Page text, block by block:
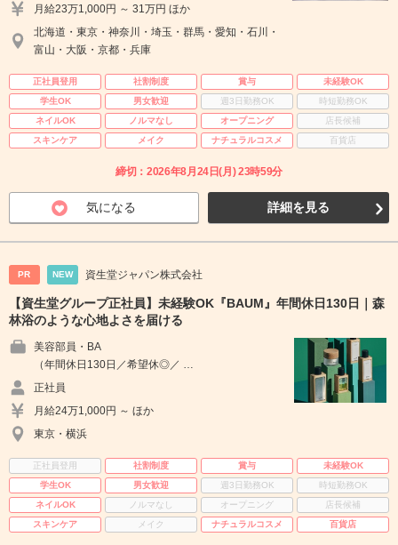
月給23万1,000円 ～ 31万円 ほか
北海道・東京・神奈川・埼玉・群馬・愛知・石川・
富山・大阪・京都・兵庫
正社員登用 社割制度 賞与
未経験OK
学生OK
男女歓迎 週3日勤務OK
時短勤務OK
ネイルOK
ノルマなし オープニング
店長候補
スキンケア
メイク ナチュラルコスメ 百貨店
締切：2026年8月24日(月) 23時59分
気になる 詳細を見る
PR NEW 資生堂ジャパン株式会社
【資生堂グループ正社員】未経験OK『BAUM』年間休日130日｜森
林浴のような心地よさを届ける
美容部員・BA
（年間休日130日／希望休◎／ …
正社員
月給24万1,000円 ～ ほか
東京・横浜
正社員登用 社割制度 賞与
未経験OK
学生OK
男女歓迎 週3日勤務OK
時短勤務OK
ネイルOK
ノルマなし オープニング
店長候補
スキンケア
メイク ナチュラルコスメ 百貨店